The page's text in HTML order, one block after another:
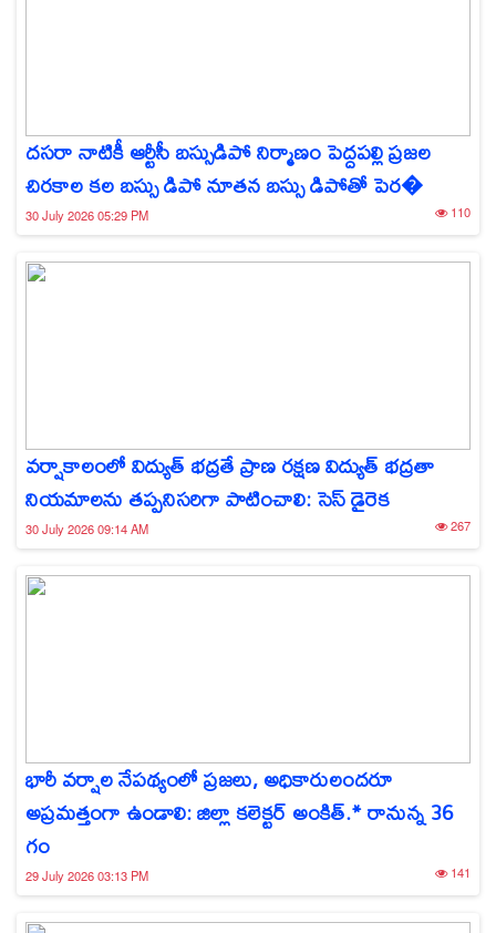
దసరా నాటికీ ఆర్టీసీ బస్సుడిపో నిర్మాణం పెద్దపల్లి ప్రజల
చిరకాల కల బస్సు డిపో నూతన బస్సు డిపోతో పెర�
30 July 2026 05:29 PM 110
వర్షాకాలంలో విద్యుత్ భద్రతే ప్రాణ రక్షణ విద్యుత్ భద్రతా
నియమాలను తప్పనిసరిగా పాటించాలి: సెస్ డైరెక
30 July 2026 09:14 AM 267
భారీ వర్షాల నేపథ్యంలో ప్రజలు, అధికారులందరూ
అప్రమత్తంగా ఉండాలి: జిల్లా కలెక్టర్ అంకిత్.* రానున్న 36
గం
29 July 2026 03:13 PM 141